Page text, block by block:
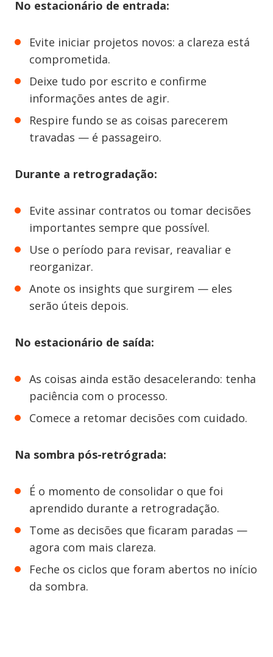
No estacionário de entrada:
Evite iniciar projetos novos: a clareza está
comprometida.
Deixe tudo por escrito e confirme
informações antes de agir.
Respire fundo se as coisas parecerem
travadas — é passageiro.
Durante a retrogradação:
Evite assinar contratos ou tomar decisões
importantes sempre que possível.
Use o período para revisar, reavaliar e
reorganizar.
Anote os insights que surgirem — eles
serão úteis depois.
No estacionário de saída:
As coisas ainda estão desacelerando: tenha
paciência com o processo.
Comece a retomar decisões com cuidado.
Na sombra pós-retrógrada:
É o momento de consolidar o que foi
aprendido durante a retrogradação.
Tome as decisões que ficaram paradas —
agora com mais clareza.
Feche os ciclos que foram abertos no início
da sombra.